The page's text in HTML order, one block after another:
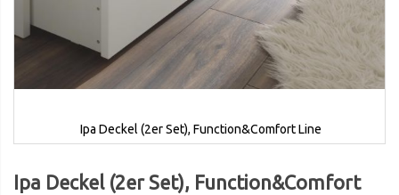
Ipa Deckel (2er Set), Function&Comfort Line
Ipa Deckel (2er Set), Function&Comfort